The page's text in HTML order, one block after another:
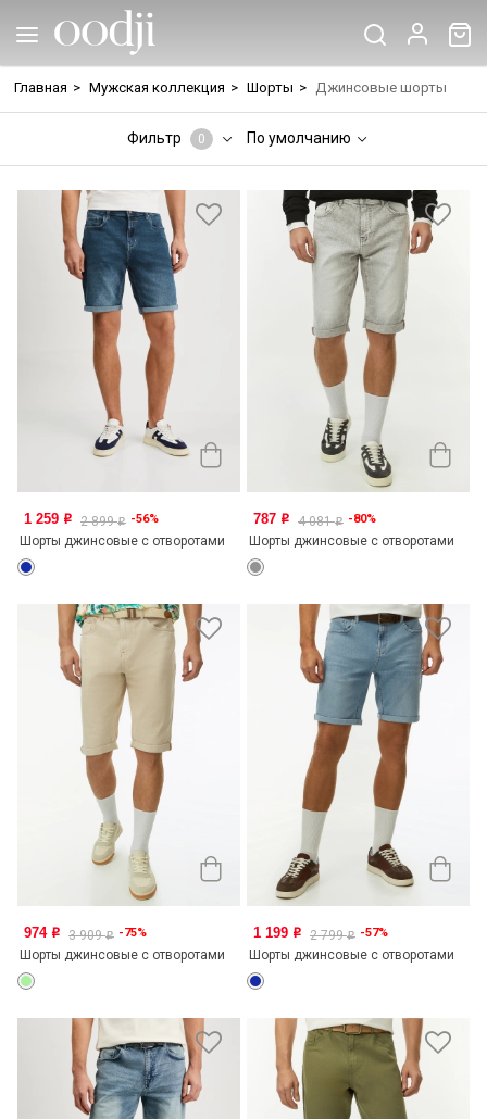
Главная > Мужская коллекция > Шорты > Джинсовые шорты
Фильтр 0 По умолчанию
1 259 o 2 899o -56%
Шорты джинсовые с отворотами
787 o 4 081o -80%
Шорты джинсовые с отворотами
974 o 3 909o -75%
Шорты джинсовые с отворотами
1 199 o 2 799o -57%
Шорты джинсовые с отворотами